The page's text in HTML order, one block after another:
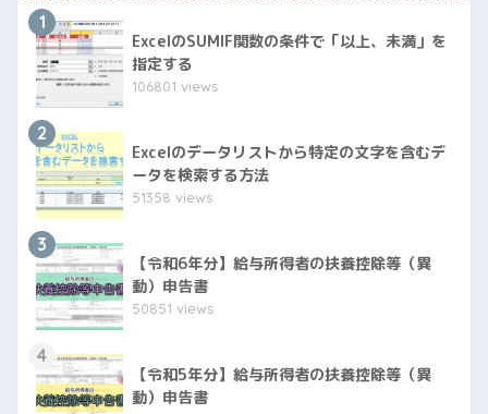
1
ExcelのSUMIF関数の条件で「以上、未満」を
指定する
106801 views
2
Excelのデータリストから特定の文字を含むデ
ータを検索する方法
51358 views
3
【令和6年分】給与所得者の扶養控除等（異
動）申告書
50851 views
4
【令和5年分】給与所得者の扶養控除等（異
動）申告書